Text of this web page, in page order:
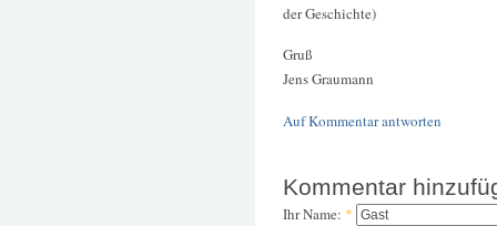
der Geschichte)
Gruß
Jens Graumann
Auf Kommentar antworten
Kommentar
Ihr Name: *